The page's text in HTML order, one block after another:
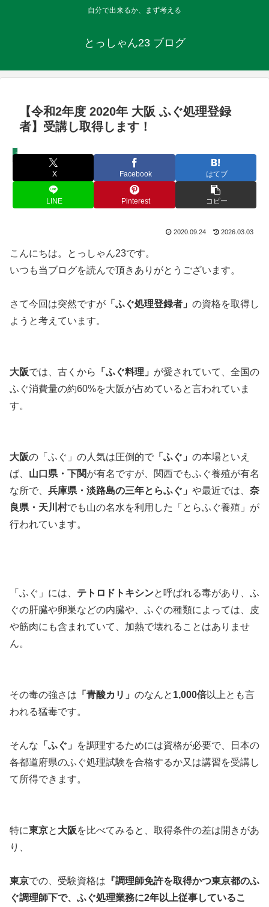
自分で出来るか、まず考える
とっしゃん23 ブログ
【令和2年度 2020年 大阪 ふぐ処理登録
者】受講し取得します！
未分類
X Facebook はてブ
LINE Pinterest コピー
2020.09.24 2026.03.03
こんにちは。とっしゃん23です。
いつも当ブログを読んで頂きありがとうございます。
さて今回は突然ですが 「ふぐ処理登録者」 の資格を取得し
ようと考えています。
大阪では、古くから 「ふぐ料理」 が愛されていて、全国の
ふぐ消費量の約60%を大阪が占めていると言われていま
す。
大阪の「ふぐ」の人気は圧倒的で 「ふぐ」 の本場といえ
ば、 山口県・下関が有名ですが、関西でもふぐ養殖が有名
な所で、 兵庫県・淡路島の三年とらふぐ」 や最近では、 奈
良県・天川村でも山の名水を利用した「とらふぐ養殖」が
行われています。
「ふぐ」には、 テトロドトキシンと呼ばれる毒があり、ふ
ぐの肝臓や卵巣などの内臓や、ふぐの種類によっては、皮
や筋肉にも含まれていて、加熱で壊れることはありませ
ん。
その毒の強さは 「青酸カリ」 のなんと 1,000倍以上とも言
われる猛毒です。
そんな 「ふぐ」
を調理するためには資格が必要で、日本の
各都道府県のふぐ処理試験を合格するか又は講習を受講し
て所得できます。
特に東京と 大阪を比べてみると、取得条件の差は開きがあ
り、
東京での、受験資格は 『調理師免許を取得かつ東京都のふ
ぐ調理師下で、ふぐ処理業務に2年以上従事しているこ